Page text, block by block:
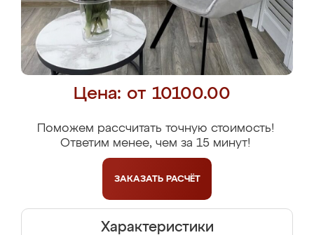
Цена: от 10100.00
Поможем рассчитать точную стоимость!
Ответим менее, чем за 15 минут!
ЗАКАЗАТЬ РАСЧЁТ
Характеристики